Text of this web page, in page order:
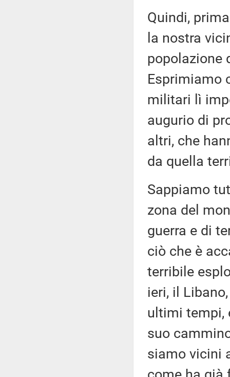
Quindi,
la nostra
popolazione
Esprimiamo
militari lì
augurio di
altri, che
da quella
Sappiamo
zona del
guerra e di
ciò che è
terribile
ieri, il
ultimi tempi,
suo
siamo vicini